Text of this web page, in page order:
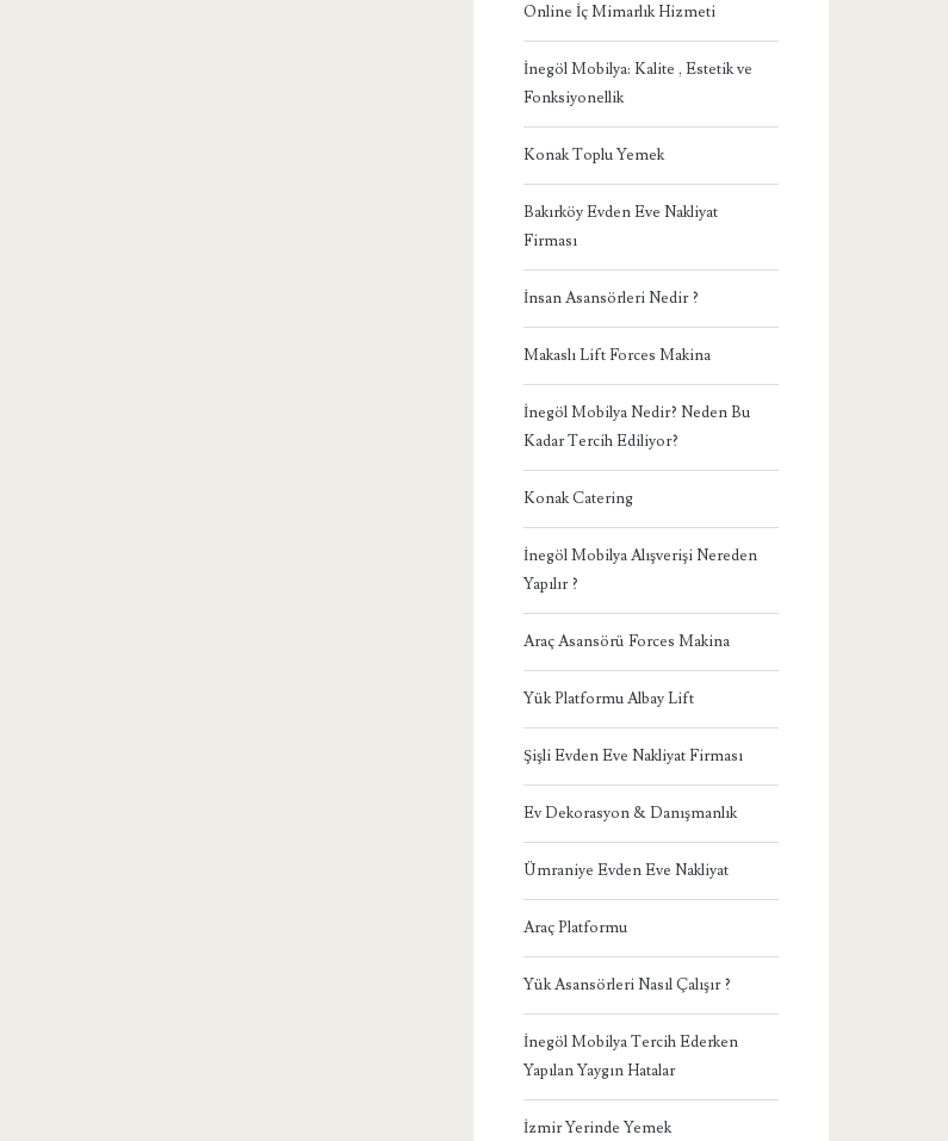
Online İç Mimarlık Hizmeti
İnegöl Mobilya: Kalite , Estetik ve
Fonksiyonellik
Konak Toplu Yemek
Bakırköy Evden Eve Nakliyat
Firması
İnsan Asansörleri Nedir ?
Makaslı Lift Forces Makina
İnegöl Mobilya Nedir? Neden Bu
Kadar Tercih Ediliyor?
Konak Catering
İnegöl Mobilya Alışverişi Nereden
Yapılır ?
Araç Asansörü Forces Makina
Yük Platformu Albay Lift
Şişli Evden Eve Nakliyat Firması
Ev Dekorasyon & Danışmanlık
Ümraniye Evden Eve Nakliyat
Araç Platformu
Yük Asansörleri Nasıl Çalışır ?
İnegöl Mobilya Tercih Ederken
Yapılan Yaygın Hatalar
İzmir Yerinde Yemek